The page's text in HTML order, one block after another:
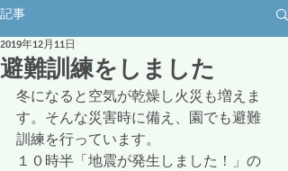
記事
避難訓練をしました
2019年12月11日
冬になると空気が乾燥し火災も増えま
す。そんな災害時に備え、園でも避難
訓練を行っています。
１０時半「地震が発生しました！」の